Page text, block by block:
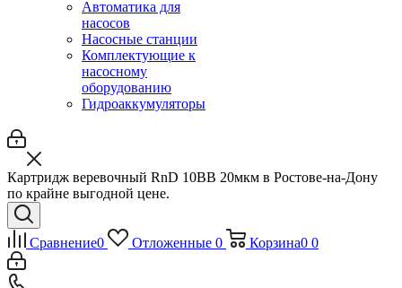
Автоматика для
насосов
Насосные станции
Комплектующие к
насосному
оборудованию
Гидроаккумуляторы
Картридж веревочный RnD 10BB 20мкм в Ростове-на-Дону
по крайне выгодной цене.
Сравнение0 Отложенные 0 Корзина0 0